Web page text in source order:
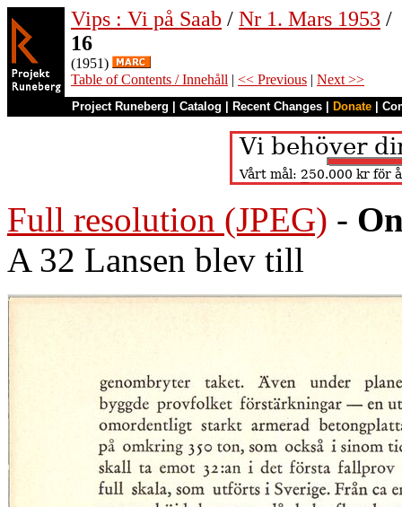
Vips : Vi på Saab / Nr 1. Mars 1953 /
16
(1951)
Table of Contents / Innehåll | << Previous | Next >>
Project Runeberg Catalog Recent Changes Donate
Full resolution (JPEG) -
A 32 Lansen blev till